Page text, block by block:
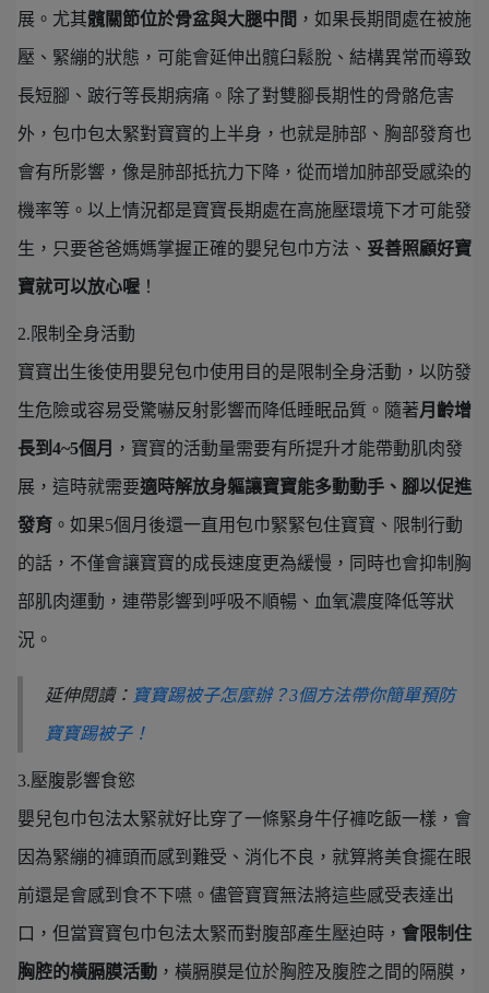
展。尤其髖關節位於骨盆與大腿中間 ，如果長期間處在被施
壓、緊繃的狀態，可能會延伸出髖臼鬆脫、結構異常而導致
長短腳、跛行等長期病痛。除了對雙腳長期性的骨骼危害
外，包巾包太緊對寶寶的上半身，也就是肺部、胸部發育也
會有所影響，像是肺部抵抗力下降，從而增加肺部受感染的
機率等。以上情況都是寶寶長期處在高施壓環境下才可能發
生，只要爸爸媽媽掌握正確的嬰兒包巾方法、 妥善照顧好寶
寶就可以放心喔 ！
2.限制全身活動
寶寶出生後使用嬰兒包巾使用目的是限制全身活動，以防發
生危險或容易受驚嚇反射影響而降低睡眠品質。隨著月齡增
長到4~5個月 ，寶寶的活動量需要有所提升才能帶動肌肉發
展，這時就需要適時解放身軀讓寶寶能多動動手、腳以促進
發育 。如果5個月後還一直用包巾緊緊包住寶寶、限制行動
的話，不僅會讓寶寶的成長速度更為緩慢，同時也會抑制胸
部肌肉運動，連帶影響到呼吸不順暢、血氧濃度降低等狀
況。
延伸閱讀： 寶寶踢被子怎麼辦？3個方法帶你簡單預防
寶寶踢被子！
3.壓腹影響食慾
嬰兒包巾包法太緊就好比穿了一條緊身牛仔褲吃飯一樣，會
因為緊繃的褲頭而感到難受、消化不良，就算將美食擺在眼
前還是會感到食不下嚥。儘管寶寶無法將這些感受表達出
口，但當寶寶包巾包法太緊而對腹部產生壓迫時， 會限制住
胸腔的橫膈膜活動 ，橫膈膜是位於胸腔及腹腔之間的隔膜，